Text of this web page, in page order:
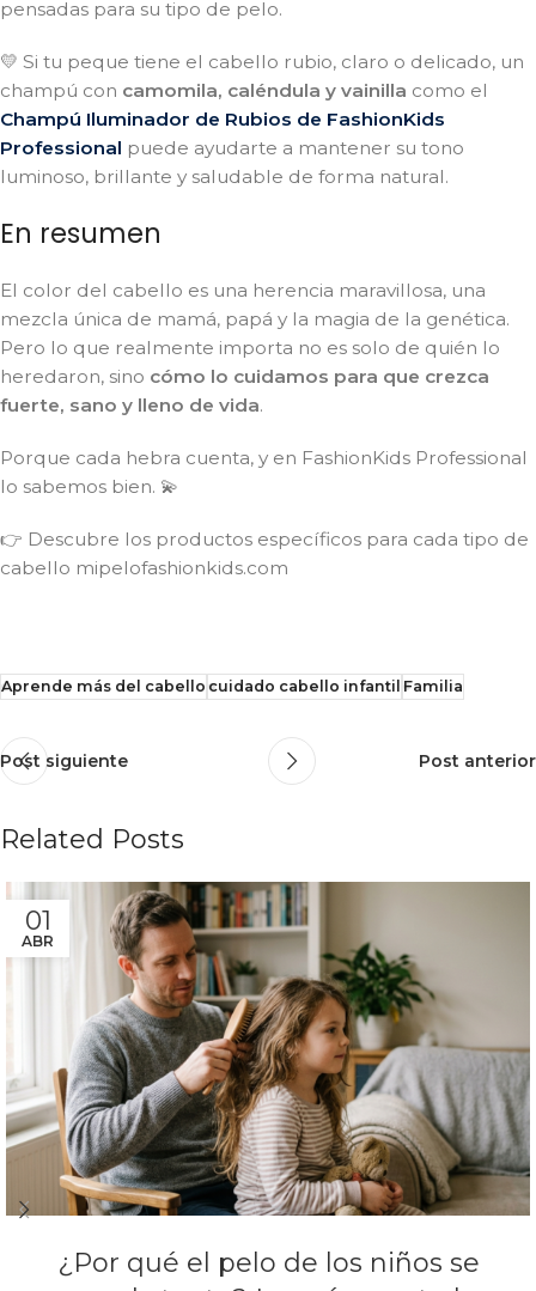
pensadas para su tipo de pelo.
💛 Si tu peque tiene el cabello rubio, claro o delicado, un
champú con camomila, caléndula y vainilla como el
Champú Iluminador de Rubios de FashionKids
Professional puede ayudarte a mantener su tono
luminoso, brillante y saludable de forma natural.
En resumen
El color del cabello es una herencia maravillosa, una
mezcla única de mamá, papá y la magia de la genética.
Pero lo que realmente importa no es solo de quién lo
heredaron, sino cómo lo cuidamos para que crezca
fuerte, sano y lleno de vida.
Porque cada hebra cuenta, y en FashionKids Professional
lo sabemos bien. 💫
👉 Descubre los productos específicos para cada tipo de
cabello mipelofashionkids.com
Aprende más del cabello cuidado cabello infantil Familia
Post siguiente Post anterior
Related Posts
01
ABR
¿Por qué el pelo de los niños se